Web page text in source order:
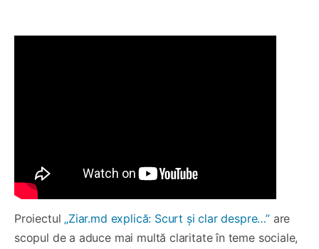
Proiectul „Ziar.md explică: Scurt și clar despre…” are
scopul de a aduce mai multă claritate în teme sociale,